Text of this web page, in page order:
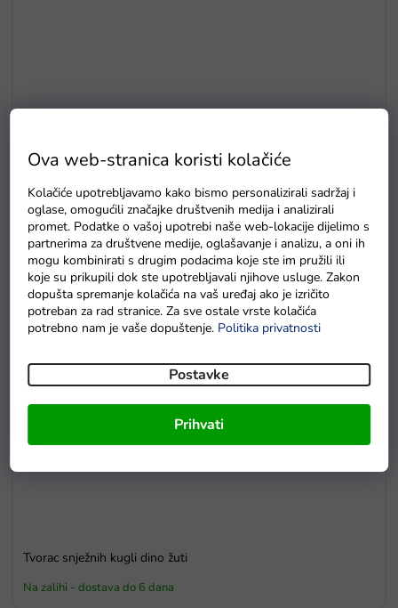
Ova web-stranica koristi kolačiće
Kolačiće upotrebljavamo kako bismo personalizirali sadržaj i
oglase, omogućili značajke društvenih medija i analizirali
promet. Podatke o vašoj upotrebi naše web-lokacije dijelimo s
partnerima za društvene medije, oglašavanje i analizu, a oni ih
mogu kombinirati s drugim podacima koje ste im pružili ili
koje su prikupili dok ste upotrebljavali njihove usluge. Zakon
dopušta spremanje kolačića na vaš uređaj ako je izričito
potreban za rad stranice. Za sve ostale vrste kolačića
potrebno nam je vaše dopuštenje. Politika privatnosti
Postavke
Prihvati
Drvene puzzle s brojevima magnetna šipka i ribice
Na zalihama
Tvorac snježnih kugli dino žuti
Na zalihi - dostava do 6 dana